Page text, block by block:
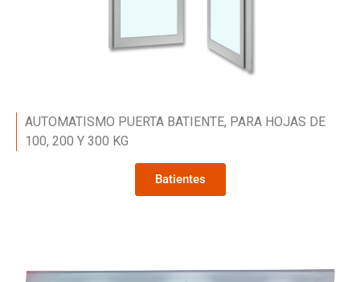
AUTOMATISMO PUERTA BATIENTE, PARA HOJAS DE
100, 200 Y 300 KG
Batientes